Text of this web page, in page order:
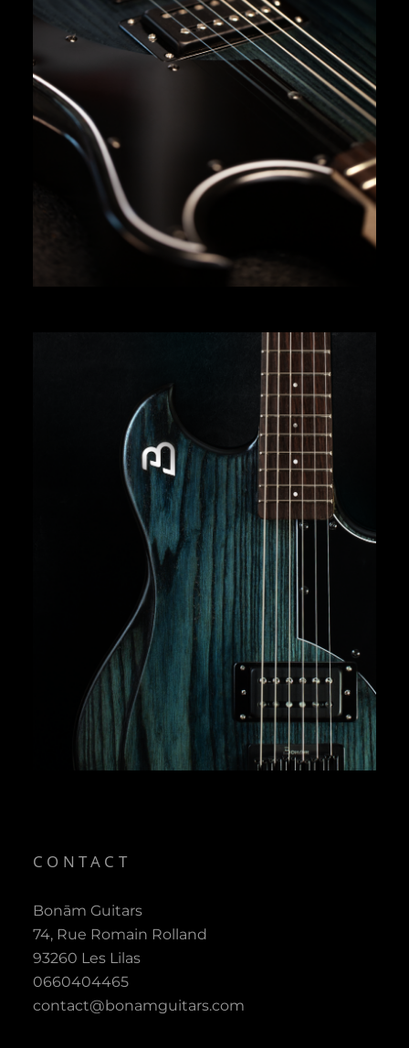
CONTACT
Bonām Guitars
74, Rue Romain Rolland
93260 Les Lilas
0660404465
contact@bonamguitars.com